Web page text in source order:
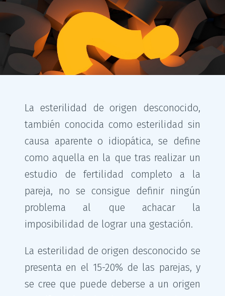
La esterilidad de origen desconocido,
también conocida como esterilidad sin
causa aparente o idiopática, se define
como aquella en la que tras realizar un
estudio de fertilidad completo a la
pareja, no se consigue definir ningún
problema al que achacar la
imposibilidad de lograr una gestación.
La esterilidad de origen desconocido se
presenta en el 15-20% de las parejas, y
se cree que puede deberse a un origen